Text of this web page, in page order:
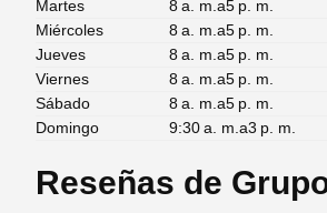
Martes
8 a. m.a5 p. m.
Miércoles
8 a. m.a5 p. m.
Jueves
8 a. m.a5 p. m.
Viernes
8 a. m.a5 p. m.
Sábado
8 a. m.a5 p. m.
Domingo
9:30 a. m.a3 p. m.
Reseñas de